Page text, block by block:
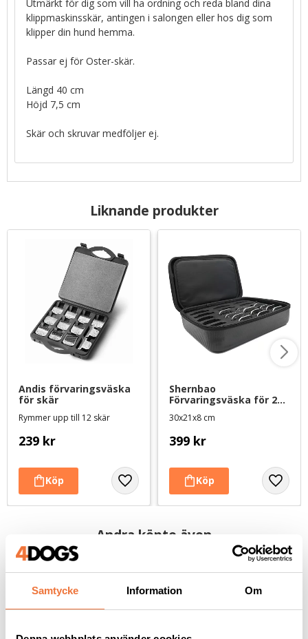
Samtycke Information Om
Utmärkt för dig som vill ha ordning och reda bland dina
klippmaskinsskär, antingen i salongen eller hos dig som
klipper din hund hemma.
Passar ej för Oster-skär.
Längd 40 cm
Höjd 7,5 cm
Skär och skruvar medföljer ej.
Liknande produkter
Andis förvaringsväska
för skär
Rymmer upp till 12 skär
239 kr
Shernbao
Förvaringsväska för 22
30x21x8 cm
399 kr
Andra köpte även